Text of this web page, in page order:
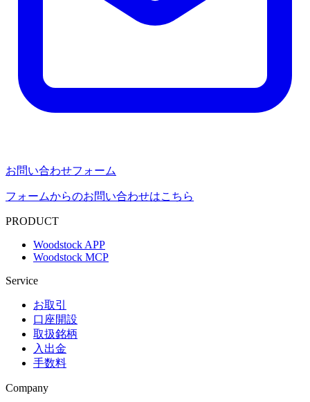
お問い合わせフォーム
フォームからのお問い合わせはこちら
PRODUCT
Woodstock APP
Woodstock MCP
Service
お取引
口座開設
取扱銘柄
入出金
手数料
Company